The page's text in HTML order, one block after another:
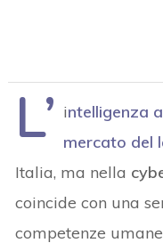
L’ intelligenza
mercato del
Italia, ma nella
coincide con una
competenze